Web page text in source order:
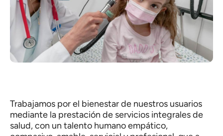
Trabajamos por el bienestar de nuestros usuarios
mediante la prestación de servicios integrales de
salud, con un talento humano empático,